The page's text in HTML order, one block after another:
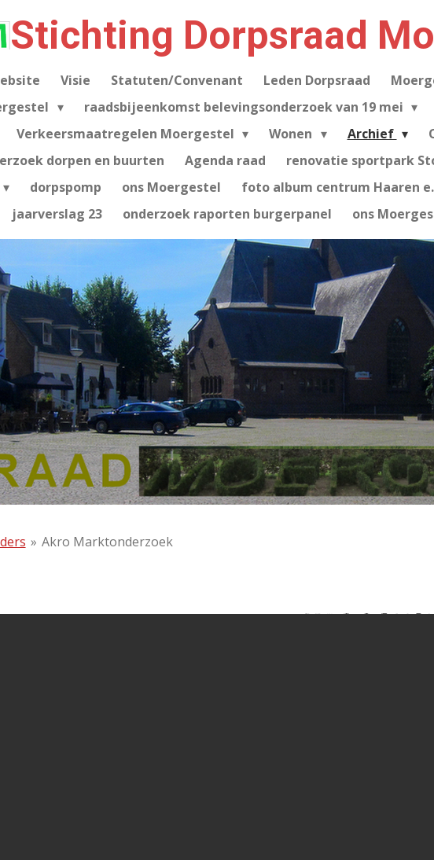
Stichting Dorpsraad
Visie Statuten/Convenant Leden Dorpsraad
raadsbijeenkomst belevingsonderzoek van 19 mei
Verkeersmaatregelen Moergestel Wonen Archief
dorpen en buurten
Agenda raad renovatie sportpark
dorpspomp ons Moergestel foto album centrum Haaren
jaarverslag 23 onderzoek raporten burgerpanel ons
» Akro Marktonderzoek